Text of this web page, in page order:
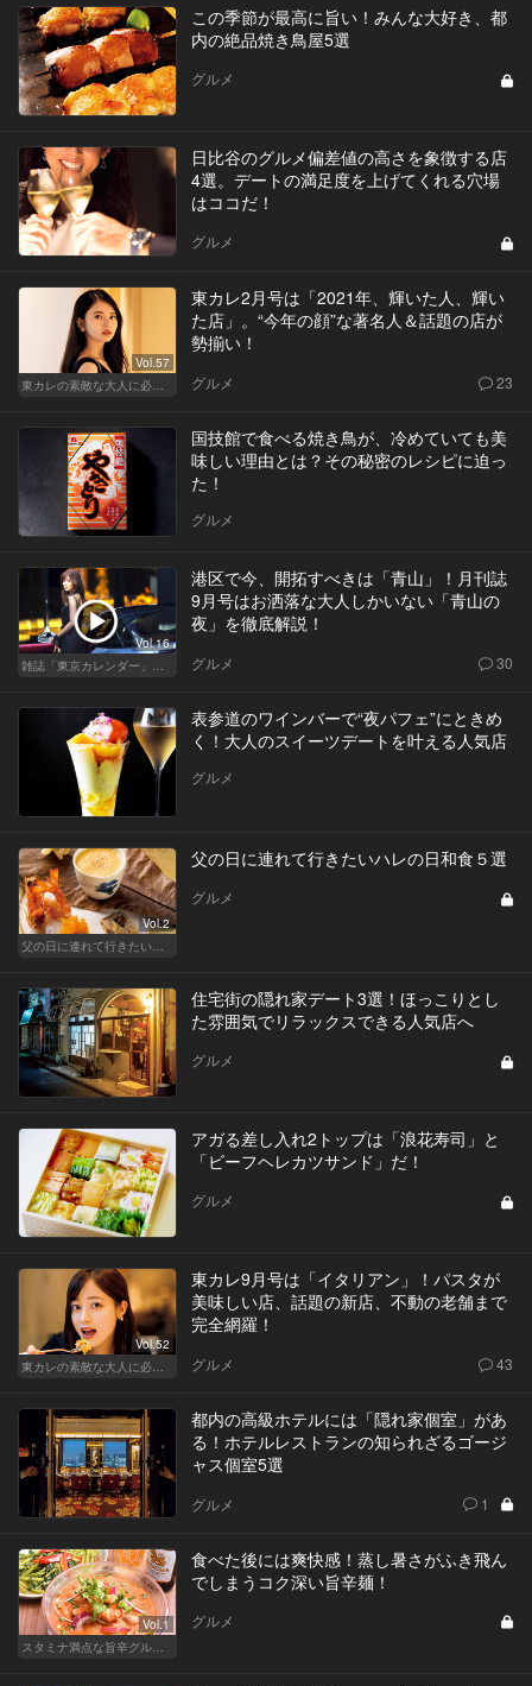
この季節が最高に旨い！みんな大好き、都
内の絶品焼き鳥屋5選
グルメ
日比谷のグルメ偏差値の高さを象徴する店
4選。デートの満足度を上げてくれる穴場
はココだ！
グルメ
Vol.57
東カレの素敵な大人に必要なこと
東カレ2月号は「2021年、輝いた人、輝い
た店」。“今年の顔”な著名人＆話題の店が
勢揃い！
グルメ 23
国技館で食べる焼き鳥が、冷めていても美
味しい理由とは？その秘密のレシピに迫っ
た！
グルメ
Vol.16
雑誌「東京カレンダー」特集
港区で今、開拓すべきは「青山」！月刊誌
9月号はお洒落な大人しかいない「青山の
夜」を徹底解説！
グルメ 30
表参道のワインバーで“夜パフェ”にときめ
く！大人のスイーツデートを叶える人気店
グルメ
Vol.2
父の日に連れて行きたい お父さん受けが抜群に良い都内名店
父の日に連れて行きたいハレの日和食５選
グルメ
住宅街の隠れ家デート3選！ほっこりとし
た雰囲気でリラックスできる人気店へ
グルメ
アガる差し入れ2トップは「浪花寿司」と
「ビーフヘレカツサンド」だ！
グルメ
Vol.52
東カレの素敵な大人に必要なこと
東カレ9月号は「イタリアン」！パスタが
美味しい店、話題の新店、不動の老舗まで
完全網羅！
グルメ 43
都内の高級ホテルには「隠れ家個室」があ
る！ホテルレストランの知られざるゴージ
ャス個室5選
グルメ 1
Vol.1
スタミナ満点な旨辛グルメが旨い！東京の人気店へ
食べた後には爽快感！蒸し暑さがふき飛ん
でしまうコク深い旨辛麺！
グルメ